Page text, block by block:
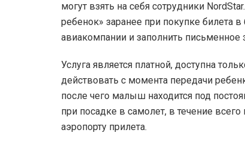
могут взять на себя сотрудники
ребенок» заранее при покупке билета
авиакомпании и заполнить
Услуга является платной, доступна
действовать с момента передачи
после чего малыш находится под
при посадке в самолет, в течение
аэропорту прилета.